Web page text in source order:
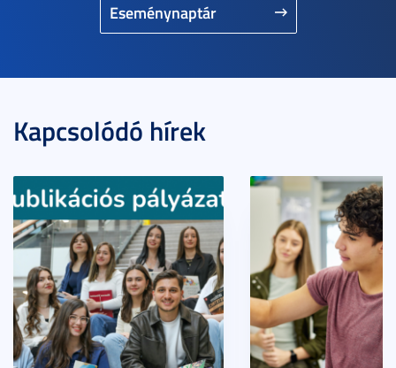
Eseménynaptár
Kapcsolódó hírek